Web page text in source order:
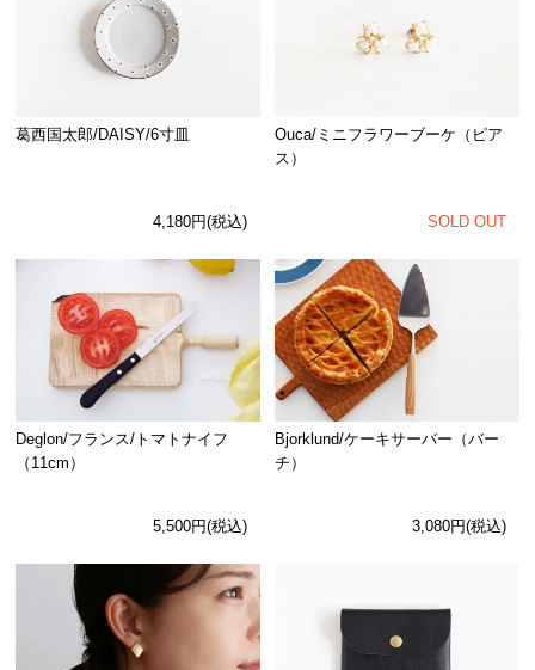
葛西国太郎/DAISY/6寸皿
4,180円(税込)
Ouca/ミニフラワーブーケ（ピア
ス）
SOLD OUT
Deglon/フランス/トマトナイフ
（11cm）
5,500円(税込)
Bjorklund/ケーキサーバー（バー
チ）
3,080円(税込)